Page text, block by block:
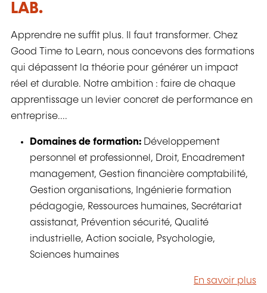
LAB.
Apprendre ne suffit plus. Il faut transformer. Chez
Good Time to Learn, nous concevons des formations
qui dépassent la théorie pour générer un impact
réel et durable. Notre ambition : faire de chaque
apprentissage un levier concret de performance en
entreprise....
Domaines de formation: Développement
personnel et professionnel, Droit, Encadrement
management, Gestion financière comptabilité,
Gestion organisations, Ingénierie formation
pédagogie, Ressources humaines, Secrétariat
assistanat, Prévention sécurité, Qualité
industrielle, Action sociale, Psychologie,
Sciences humaines
En savoir plus